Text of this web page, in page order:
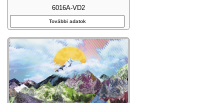
6016A-VD2
További adatok